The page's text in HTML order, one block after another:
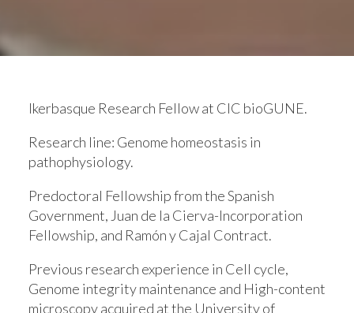
Ikerbasque Research Fellow at CIC bioGUNE.
Research line: Genome homeostasis in
pathophysiology.
Predoctoral Fellowship from the Spanish
Government, Juan de la Cierva-Incorporation
Fellowship, and Ramón y Cajal Contract.
Previous research experience in Cell cycle,
Genome integrity maintenance and High-content
microscopy acquired at the University of